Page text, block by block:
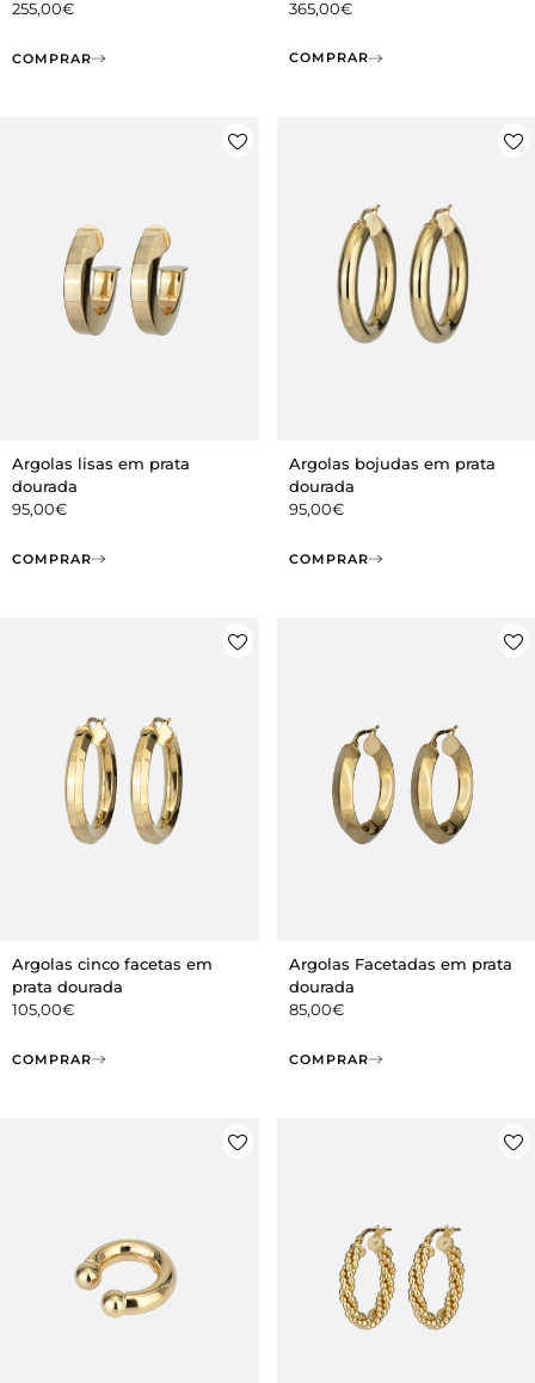
255,00€
COMPRAR
365,00€
COMPRAR
Argolas lisas em prata
dourada
95,00€
COMPRAR
Argolas bojudas em prata
dourada
95,00€
COMPRAR
Argolas cinco facetas em
prata dourada
105,00€
COMPRAR
Argolas Facetadas em prata
dourada
85,00€
COMPRAR